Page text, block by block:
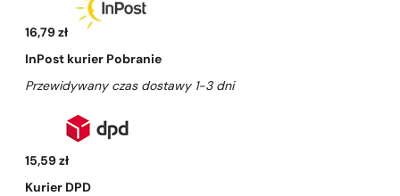
16,79 zł
InPost kurier Pobranie
Przewidywany czas dostawy 1-3 dni
15,59 zł
Kurier DPD